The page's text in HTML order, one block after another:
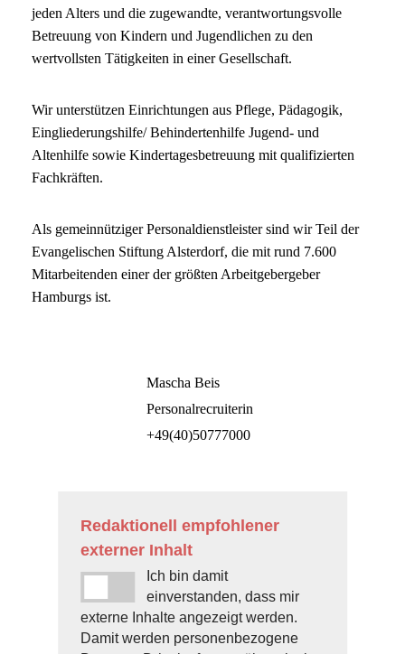
jeden Alters und die zugewandte, verantwortungsvolle
Betreuung von Kindern und Jugendlichen zu den
wertvollsten Tätigkeiten in einer Gesellschaft.
Wir unterstützen Einrichtungen aus Pflege, Pädagogik,
Eingliederungshilfe/ Behindertenhilfe Jugend- und
Altenhilfe sowie Kindertagesbetreuung mit qualifizierten
Fachkräften.
Als gemeinnütziger Personaldienstleister sind wir Teil der
Evangelischen Stiftung Alsterdorf, die mit rund 7.600
Mitarbeitenden einer der größten Arbeitgebergeber
Hamburgs ist.
Mascha Beis
Personalrecruiterin
+49(40)50777000
Redaktionell empfohlener
externer Inhalt
Ich bin damit
einverstanden, dass mir
externe Inhalte angezeigt werden.
Damit werden personenbezogene